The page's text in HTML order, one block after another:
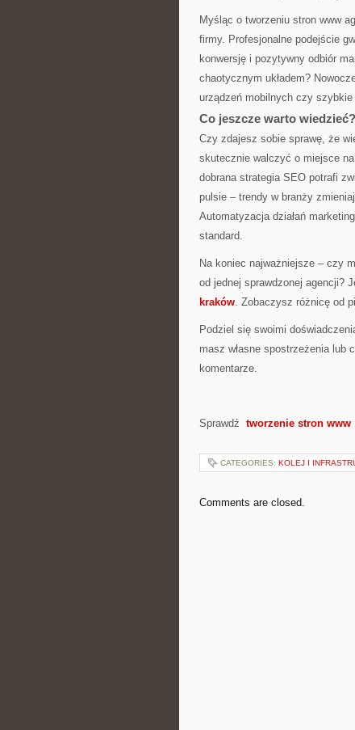
Myśląc o tworzeniu stron www
firmy. Profesjonalne podejście
konwersję i pozytywny odbiór
chaotycznym układem?
urządzeń mobilnych czy szybkie
Co jeszcze warto wiedzieć?
Czy zdajesz sobie sprawę, że
skutecznie walczyć o miejsce
dobrana strategia SEO potrafi
pulsie – trendy w branży
Automatyzacja działań
standard.
Na koniec najważniejsze – czy
od jednej sprawdzonej agencji?
kraków. Zobaczysz różnicę od
Podziel się swoimi
masz własne spostrzeżenia lub
komentarze.
Sprawdź tworzenie stron www
CATEGORIES: KOLEJ I
Comments are closed.